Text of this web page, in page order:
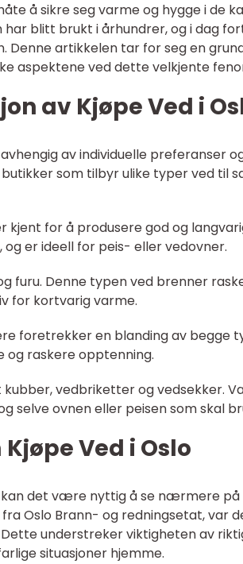
å sikre seg varme og hygge i de
blitt brukt i århundrer, og i dag
artikkelen tar for seg en
aspektene ved dette velkjente
av Kjøpe Ved i
av individuelle preferanser
som tilbyr ulike typer ved til
for å produsere god og
er ideell for peis- eller vedovner.
furu. Denne typen ved brenner
for kortvarig varme.
foretrekker en blanding av begge
og raskere opptenning.
vedbriketter og vedsekker.
selve ovnen eller peisen som skal
Ved i Oslo
kan det være nyttig å se nærmere på
Oslo Brann- og redningsetat, var
understreker viktigheten av
situasjoner hjemme.